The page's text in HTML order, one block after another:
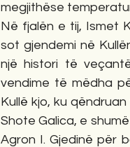
megjithëse
Në fjalën e tij, Ismet
sot gjendemi në
një histori të
vendime të mëdha
Kullë kjo, ku
Shote Galica, e
Agron I. Gjedinë për